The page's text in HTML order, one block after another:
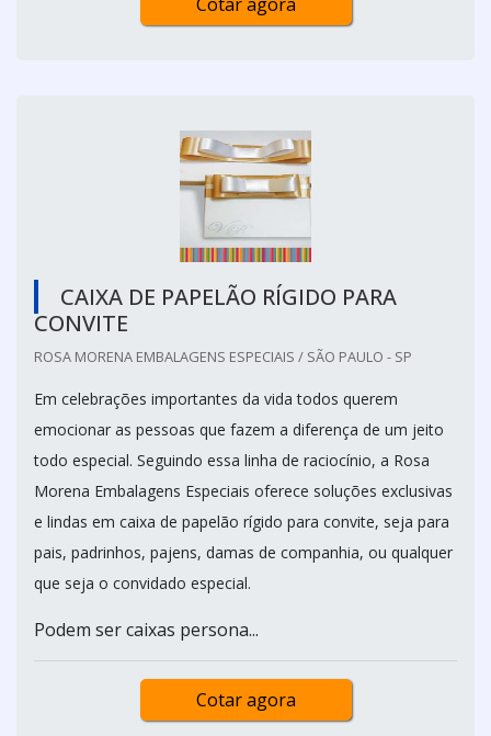
Cotar agora
CAIXA DE PAPELÃO RÍGIDO PARA
CONVITE
ROSA MORENA EMBALAGENS ESPECIAIS / SÃO PAULO - SP
Em celebrações importantes da vida todos querem
emocionar as pessoas que fazem a diferença de um jeito
todo especial. Seguindo essa linha de raciocínio, a Rosa
Morena Embalagens Especiais oferece soluções exclusivas
e lindas em caixa de papelão rígido para convite, seja para
pais, padrinhos, pajens, damas de companhia, ou qualquer
que seja o convidado especial.
Podem ser caixas persona...
Cotar agora